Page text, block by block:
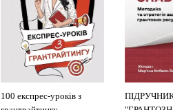
100 експрес-уроків з